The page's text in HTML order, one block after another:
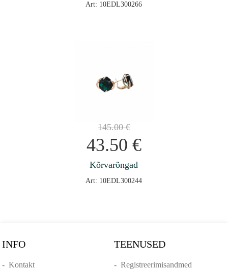
Art: 10EDL300266
145.00€
43.50 €
Kõrvarõngad
Art: 10EDL300244
INFO
-Kontakt
TEENUSED
- Registreerimisandmed